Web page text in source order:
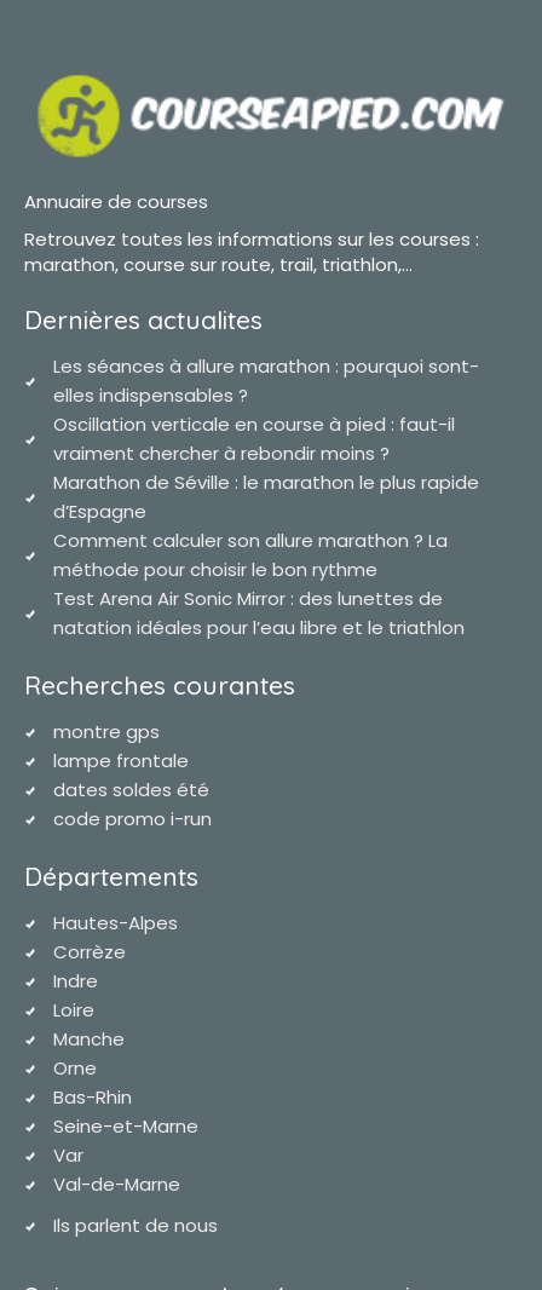
Annuaire de courses
Retrouvez toutes les informations sur les courses :
marathon, course sur route, trail, triathlon,...
Dernières actualites
Les séances à allure marathon : pourquoi sont-
elles indispensables ?
Oscillation verticale en course à pied : faut-il
vraiment chercher à rebondir moins ?
Marathon de Séville : le marathon le plus rapide
d’Espagne
Comment calculer son allure marathon ? La
méthode pour choisir le bon rythme
Test Arena Air Sonic Mirror : des lunettes de
natation idéales pour l’eau libre et le triathlon
Recherches courantes
montre gps
lampe frontale
dates soldes été
code promo i-run
Départements
Hautes-Alpes
Corrèze
Indre
Loire
Manche
Orne
Bas-Rhin
Seine-et-Marne
Var
Val-de-Marne
Ils parlent de nous